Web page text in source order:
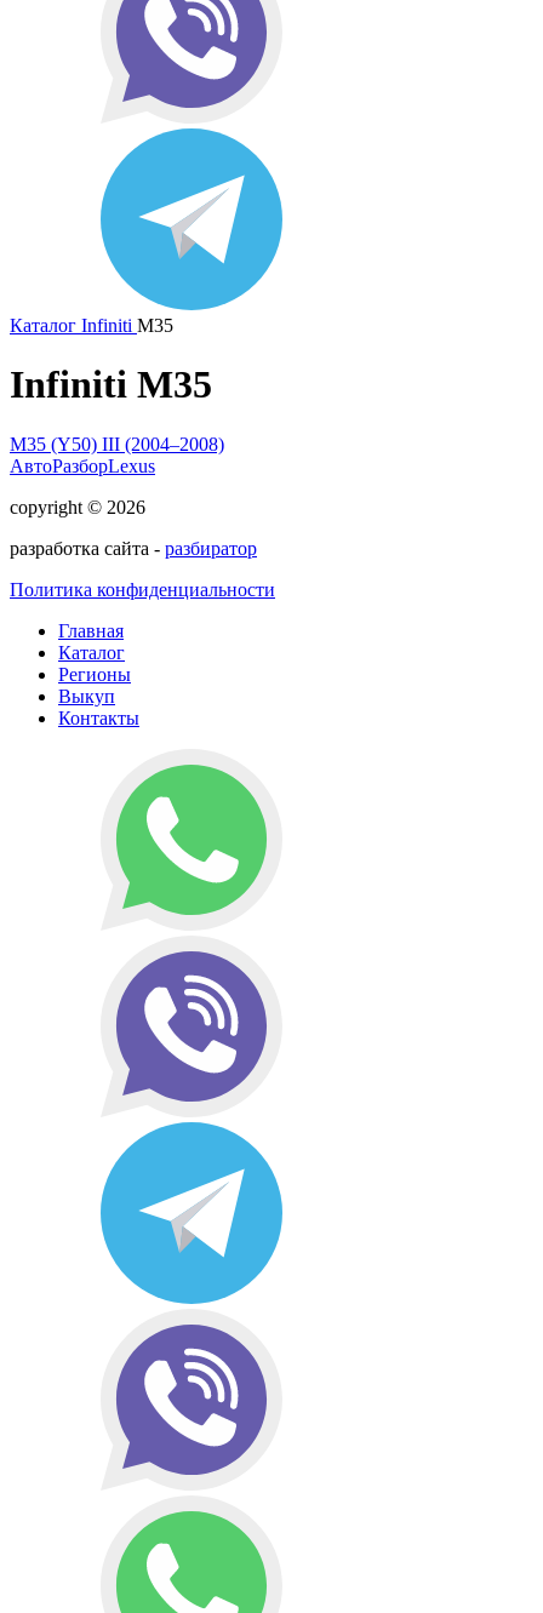
Каталог Infiniti M35
Infiniti M35
M35 (Y50) III (2004–2008)
АвтоРазборLexus
copyright © 2026
разработка сайта - разбиратор
Политика конфиденциальности
Главная
Каталог
Регионы
Выкуп
Контакты